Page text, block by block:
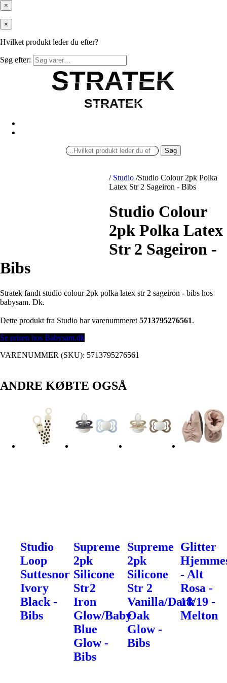
×
×
Hvilket produkt leder du efter?
Søg efter:
STRATEK
STRATEK
STRATEK
STRATEK
Søg
/ Studio /Studio Colour 2pk Polka
Latex Str 2 Sageiron - Bibs
Studio Colour
2pk Polka Latex
Str 2 Sageiron -
Bibs
Stratek fandt studio colour 2pk polka latex str 2 sageiron - bibs hos
babysam. Dk.
Dette produkt fra Studio har varenummeret 5713795276561.
Se prisen hos Babysam.dk
VARENUMMER (SKU): 5713795276561
ANDRE KØBTE OGSÅ
Studio
Loop
Suttesnor
Ivory
Black -
Bibs
Supreme
2pk
Silicone
Str2
Iron
Glow/Baby
Blue
Glow -
Bibs
Supreme
2pk
Silicone
Str 2
Vanilla/Dark
Oak
Glow -
Bibs
Glitter
- Alt
Rosa -
18/19 -
Melton